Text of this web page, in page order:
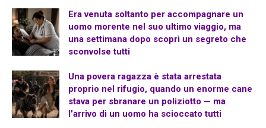
Era venuta soltanto per accompagnare un
uomo morente nel suo ultimo viaggio, ma
una settimana dopo scoprì un segreto che
sconvolse tutti
Una povera ragazza è stata arrestata
proprio nel rifugio, quando un enorme cane
stava per sbranare un poliziotto — ma
l’arrivo di un uomo ha scioccato tutti